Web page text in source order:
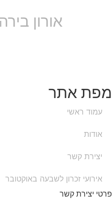
אורון
מפת אתר
עמוד ראשי
אודות
יצירת קשר
אירועי זכרון לשבעה באוקטובר
פרטי יצירת קשר